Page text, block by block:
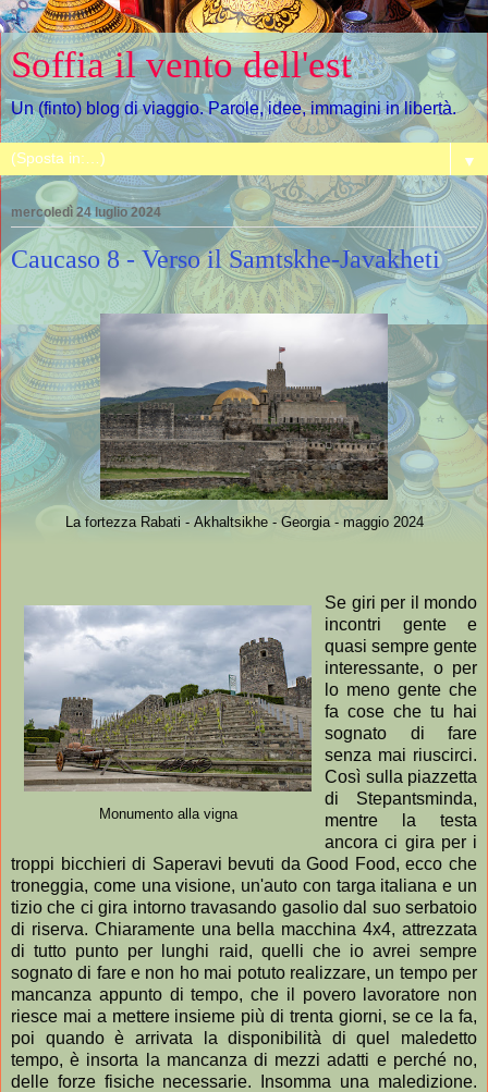
Soffia il vento dell'est
Un (finto) blog di viaggio. Parole, idee, immagini in libertà.
▼
mercoledì 24 luglio 2024
Caucaso 8 - Verso il Samtskhe-Javakheti
La fortezza Rabati - Akhaltsikhe - Georgia - maggio 2024
Monumento alla vigna
Se giri per il mondo
incontri gente e
quasi sempre gente
interessante, o per
lo meno gente che
fa cose che tu hai
sognato di fare
senza mai riuscirci.
Così sulla piazzetta
di Stepantsminda,
mentre la testa
ancora ci gira per i
troppi bicchieri di Saperavi bevuti da Good Food, ecco che
troneggia, come una visione, un'auto con targa italiana e un
tizio che ci gira intorno travasando gasolio dal suo serbatoio
di riserva. Chiaramente una bella macchina 4x4, attrezzata
di tutto punto per lunghi raid, quelli che io avrei sempre
sognato di fare e non ho mai potuto realizzare, un tempo per
mancanza appunto di tempo, che il povero lavoratore non
riesce mai a mettere insieme più di trenta giorni, se ce la fa,
poi quando è arrivata la disponibilità di quel maledetto
tempo, è insorta la mancanza di mezzi adatti e perché no,
delle forze fisiche necessarie. Insomma una maledizione.